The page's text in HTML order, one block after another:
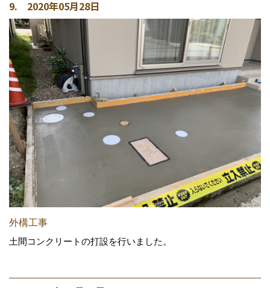
9. 2020年05月28日
外構工事
土間コンクリートの打設を行いました。